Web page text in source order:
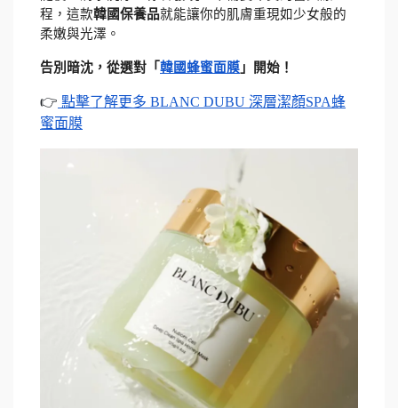
程，這款韓國保養品就能讓你的肌膚重現如少女般的
柔嫩與光澤。
告別暗沈，從選對「韓國蜂蜜面膜 」開始！
👉 點擊了解更多 BLANC DUBU 深層潔顏SPA蜂
蜜面膜